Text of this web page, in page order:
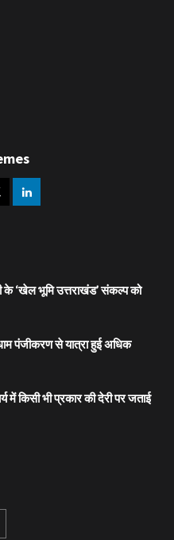
के ‘खेल भूमि उत्तराखंड’ संकल्प को
पंजीकरण से यात्रा हुई अधिक
में किसी भी प्रकार की देरी पर जताई